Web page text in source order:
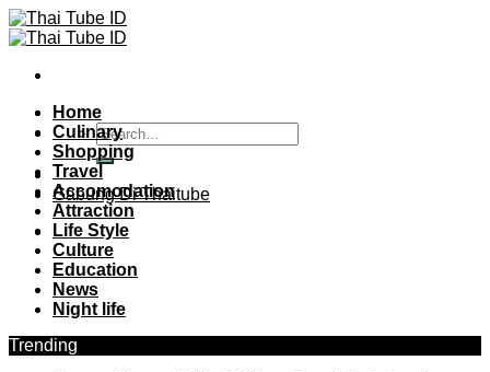
Skip
to
Gabung Di Thaitube
Home
Culinary
Shopping
Travel
Accomodation
Attraction
Life Style
Culture
Education
News
Night life
Trending